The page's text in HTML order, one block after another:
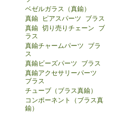
ベゼルガラス（真鍮）
真鍮 ピアスパーツ ブラス
真鍮 切り売りチェーン ブ
ラス
真鍮チャームパーツ ブラ
ス
真鍮ビーズパーツ ブラス
真鍮アクセサリーパーツ
ブラス
チューブ（ブラス真鍮）
コンポーネント（ブラス真
鍮）